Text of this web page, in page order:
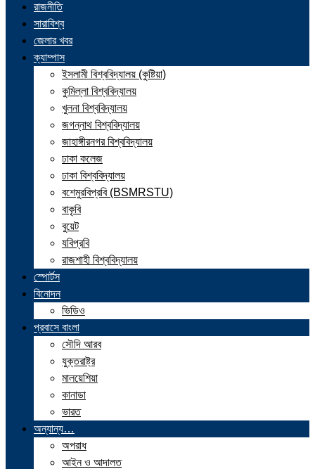
রাজনীতি
সারাবিশ্ব
জেলার খবর
ক্যাম্পাস
ইসলামী বিশ্ববিদ্যালয় (কুষ্টিয়া)
কুমিল্লা বিশ্ববিদ্যালয়
খুলনা বিশ্ববিদ্যালয়
জগন্নাথ বিশ্ববিদ্যালয়
জাহাঙ্গীরনগর বিশ্ববিদ্যালয়
ঢাকা কলেজ
ঢাকা বিশ্ববিদ্যালয়
বশেমুরবিপ্রবি (BSMRSTU)
বাকৃবি
বুয়েট
যবিপ্রবি
রাজশাহী বিশ্ববিদ্যালয়
স্পোর্টস
বিনোদন
ভিডিও
প্রবাসে বাংলা
সৌদি আরব
যুক্তরাষ্ট্র
মালয়েশিয়া
কানাডা
ভারত
অন্যান্য…
অপরাধ
আইন ও আদালত